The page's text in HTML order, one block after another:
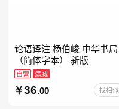
论语译注 杨伯峻 中华书局
（简体字本） 新版
自营 满减
36.00 找相似